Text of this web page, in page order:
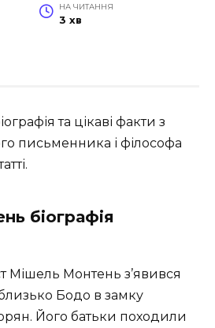
НА ЧИТАННЯ
3 хв
та цікаві факти з
письменника і філософа
біографія
Мішель Монтень з’явився
близько Бодо в замку
Його батьки походили